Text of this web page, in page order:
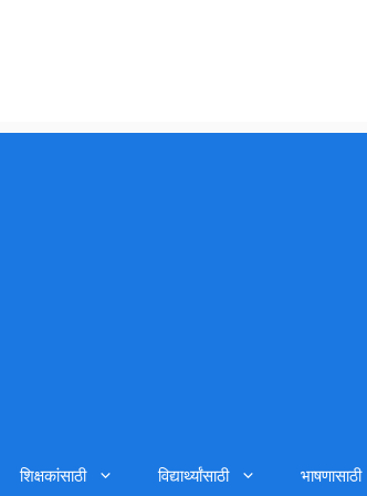
शिक्षकांसाठी विद्यार्थ्यांसाठी भाषणासाठी